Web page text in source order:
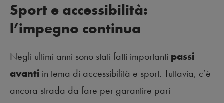
Sport e accessibilità:
l’impegno continua
Negli ultimi anni sono stati fatti importanti passi
avanti in tema di accessibilità e sport. Tuttavia, c’è
ancora strada da fare per garantire pari